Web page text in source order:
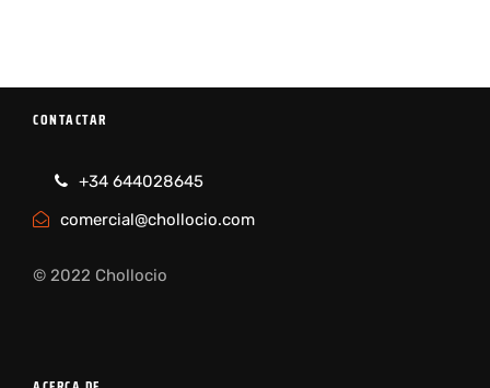
CONTACTAR
+34 644028645
comercial@chollocio.com
© 2022 Chollocio